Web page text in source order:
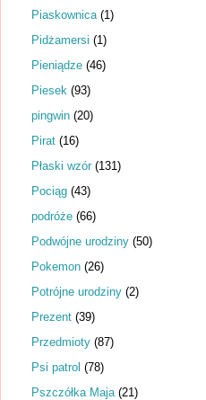
Piaskownica (1)
Pidżamersi (1)
Pieniądze (46)
Piesek (93)
pingwin (20)
Pirat (16)
Płaski wzór (131)
Pociąg (43)
podróże (66)
Podwójne urodziny (50)
Pokemon (26)
Potrójne urodziny (2)
Prezent (39)
Przedmioty (87)
Psi patrol (78)
Pszczółka Maja (21)